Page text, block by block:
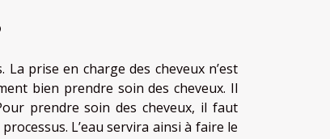
prise en charge des cheveux n’est
bien prendre soin des cheveux. Il
prendre soin des cheveux, il faut
L’eau servira ainsi à faire le